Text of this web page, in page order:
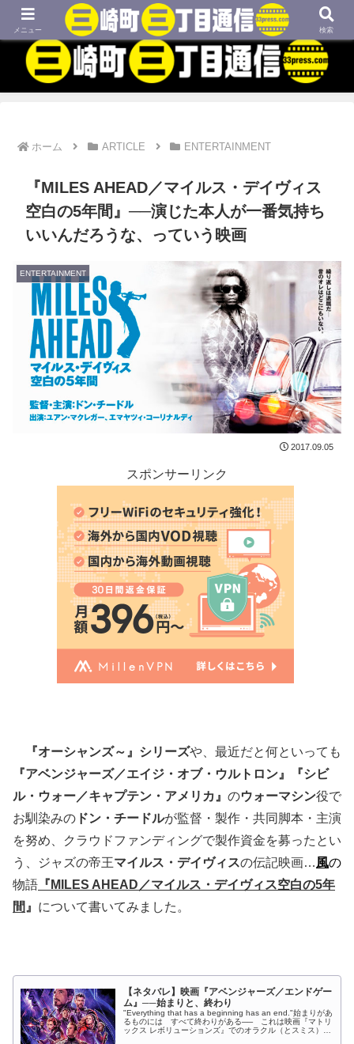
MBTIネタや映画、外国語学習などについてのブログです
ホーム ARTICLE ENTERTAINMENT
『MILES AHEAD／マイルス・デイヴィス
空白の5年間』──演じた本人が一番気持ち
いいんだろうな、っていう映画
ENTERTAINMENT
2017.09.05
スポンサーリンク
『オーシャンズ～』シリーズや、最近だと何といっても
『アベンジャーズ／エイジ・オブ・ウルトロン』『シビ
ル・ウォー／キャプテン・アメリカ』 のウォーマシン役で
お馴染みの ドン・チードルが監督・製作・共同脚本・主演
を努め、クラウドファンディングで製作資金を募ったとい
う、ジャズの帝王マイルス・デイヴィスの伝記映画…風の
物語 『MILES AHEAD／マイルス・デイヴィス空白の5年
間 』 について書いてみました。
【ネタバレ】映画『アベンジャーズ／エンドゲー
ム』──始まりと、終わり
"Everything that has a beginning has an end."始まりがあ
るものには すべて終わりがある── これは映画『マトリ
ックス レボリューションズ』でのオラクル（とスミス）の
メニュー 検索